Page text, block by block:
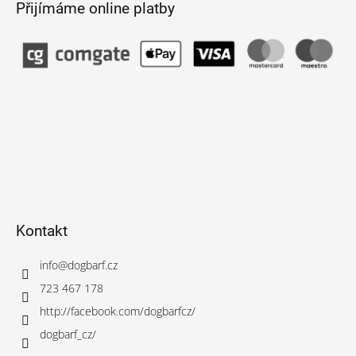
Přijímáme online platby
Kontakt
info@dogbarf.cz
723 467 178
http://facebook.com/dogbarfcz/
dogbarf_cz/